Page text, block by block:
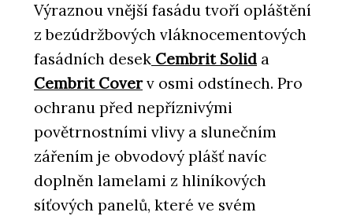
Výraznou vnější fasádu tvoří opláštění
z bezúdržbových vláknocementových
fasádních desek Cembrit Solid a
Cembrit Coverv osmi odstínech. Pro
ochranu před nepříznivými
povětrnostními vlivy a slunečním
zářením je obvodový plášť navíc
doplněn lamelami z hliníkových
síťových panelů, které ve svém